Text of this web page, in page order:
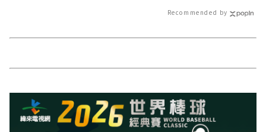
Recommended by